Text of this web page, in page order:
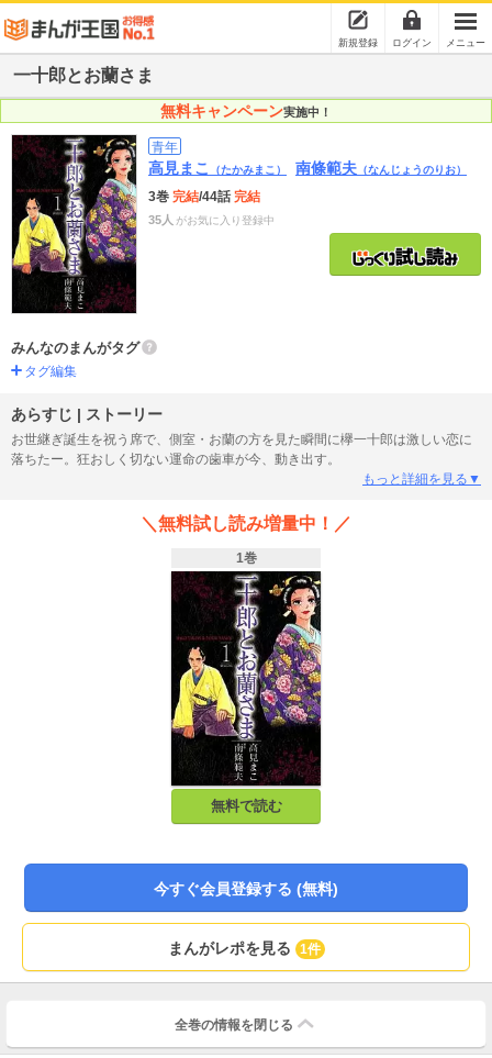
新規登録 ログイン メニュー
一十郎とお蘭さま
無料キャンペーン実施中！
青年
高見まこ （たかみまこ） 南條範夫 （なんじょうのりお）
3巻 完結/44話完結
35人 がお気に入り登録中
みんなのまんがタグ
タグ編集
あらすじ | ストーリー
お世継ぎ誕生を祝う席で、側室・お蘭の方を見た瞬間に欅一十郎は激しい恋に
落ちたー。狂おしく切ない運命の歯車が今、動き出す。
もっと詳細を見る▼
＼無料試し読み増量中！／
1巻
無料で読む
今すぐ会員登録する (無料)
まんがレポを見る 1件
全巻の情報を 閉じる